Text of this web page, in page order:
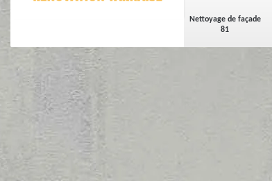
Nettoyage de façade
81